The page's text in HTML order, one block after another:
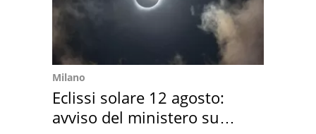
Milano
Eclissi solare 12 agosto:
avviso del ministero su